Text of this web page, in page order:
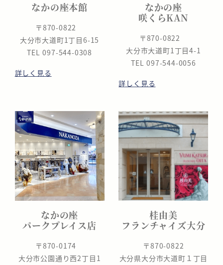
なかの座本館
〒870-0822
大分市大道町1丁目6-15
TEL 097-544-0308
詳しく見る
なかの座
咲くらKAN
〒870-0822
大分市大道町1丁目4-1
TEL 097-544-0056
詳しく見る
なかの座
パークプレイス店
〒870-0174
大分市公園通り西2丁目1
桂由美
フランチャイズ大分
〒870-0822
大分県大分市大道町１丁目